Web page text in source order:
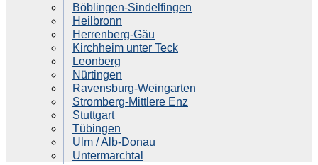
Böblingen-Sindelfingen
Heilbronn
Herrenberg-Gäu
Kirchheim unter Teck
Leonberg
Nürtingen
Ravensburg-Weingarten
Stromberg-Mittlere Enz
Stuttgart
Tübingen
Ulm / Alb-Donau
Untermarchtal